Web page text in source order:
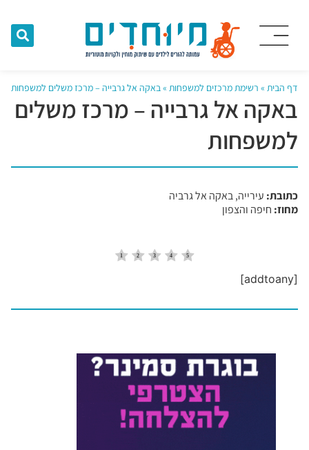
דף הבית » רשימת מרכזים למשפחות »באקה אל גרבייה – מרכז משלים למשפחות
באקה אל גרבייה – מרכז משלים
למשפחות
כתובת: עירייה, באקה אל גרביה
מחוז: חיפה והצפון
[addtoany]